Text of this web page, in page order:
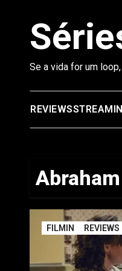
Se a vida for um
REVIEWS
FILMIN REVIEWS